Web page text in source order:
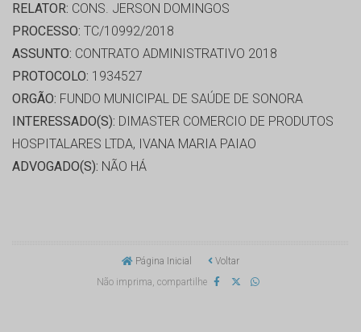
RELATOR: CONS. JERSON DOMINGOS
PROCESSO: TC/10992/2018
ASSUNTO: CONTRATO ADMINISTRATIVO 2018
PROTOCOLO: 1934527
ORGÃO: FUNDO MUNICIPAL DE SAÚDE DE SONORA
INTERESSADO(S): DIMASTER COMERCIO DE PRODUTOS
HOSPITALARES LTDA, IVANA MARIA PAIAO
ADVOGADO(S): NÃO HÁ
Página Inicial
Voltar
Não imprima, compartilhe